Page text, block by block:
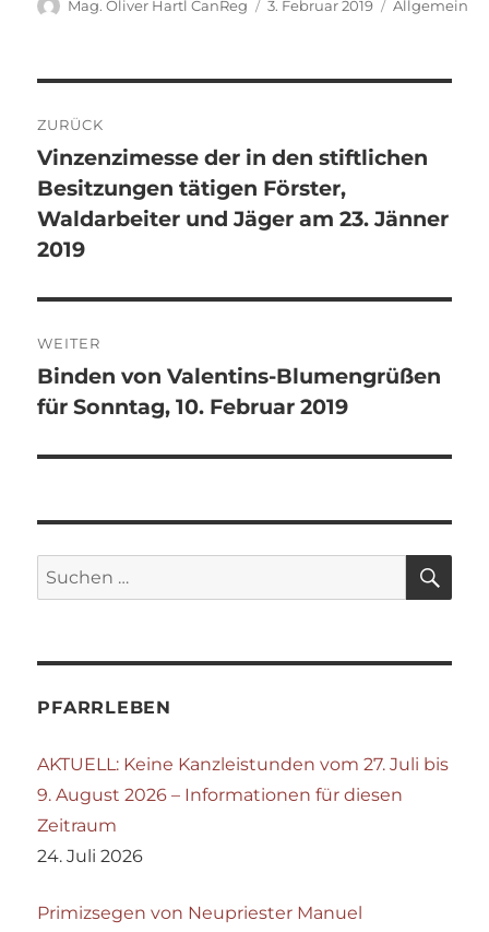
Autor
Mag. Oliver Hartl CanReg
Veröffentlicht
3. Februar 2019 Kategorien
Allgemein
ZURÜCK
Vorheriger
Beitrag:
Vinzenzimesse der in den stiftlichen
Besitzungen tätigen Förster,
Waldarbeiter und Jäger am 23. Jänner
2019
WEITER
Nächster
Beitrag:
Binden von Valentins-Blumengrüßen
für Sonntag, 10. Februar 2019
Suchen
nach:
PFARRLEBEN
AKTUELL: Keine Kanzleistunden vom 27. Juli bis
9. August 2026 – Informationen für diesen
Zeitraum
24. Juli 2026
Primizsegen von Neupriester Manuel